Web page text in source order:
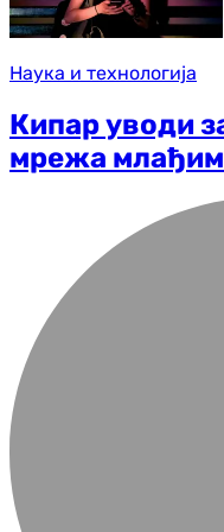
Наука и технологија
Кипар уводи
мрежа